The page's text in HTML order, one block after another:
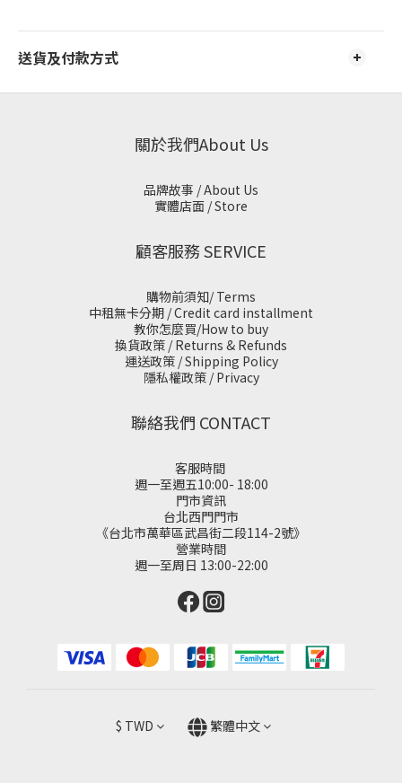
送貨及付款方式
關於我們About Us
品牌故事 / About Us
實體店面 / Store
顧客服務 SERVICE
購物前須知/ Terms
中租無卡分期 / Credit card installment
教你怎麼買/How to buy
換貨政策 / Returns & Refunds
運送政策 / Shipping Policy
隱私權政策 / Privacy
聯絡我們 CONTACT
客服時間
週一至週五10:00- 18:00
門市資訊
台北西門門市
《台北市萬華區武昌街二段114-2號》
營業時間
週一至周日 13:00-22:00
$ TWD 繁體中文